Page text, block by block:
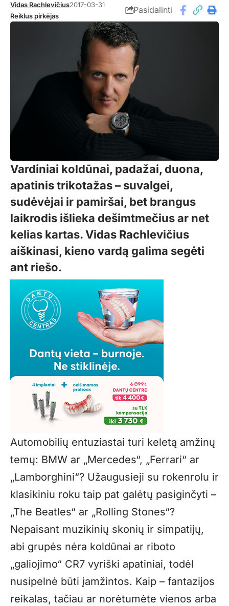
Vidas Rachlevičius2017-03-31
Reiklus pirkėjas
Pasidalinti
Vardiniai koldūnai, padažai, duona,
apatinis trikotažas – suvalgei,
sudėvėjai ir pamiršai, bet brangus
laikrodis išlieka dešimtmečius ar net
kelias kartas. Vidas Rachlevičius
aiškinasi, kieno vardą galima segėti
ant riešo.
Automobilių entuziastai turi keletą amžinų
temų: BMW ar „Mercedes“, „Ferrari“ ar
„Lamborghini“? Užaugusieji su rokenrolu ir
klasikiniu roku taip pat galėtų pasiginčyti –
„The Beatles“ ar „Rolling Stones“?
Nepaisant muzikinių skonių ir simpatijų,
abi grupės nėra koldūnai ar riboto
„galiojimo“ CR7 vyriški apatiniai, todėl
nusipelnė būti įamžintos. Kaip – fantazijos
reikalas, tačiau ar norėtumėte vienos arba